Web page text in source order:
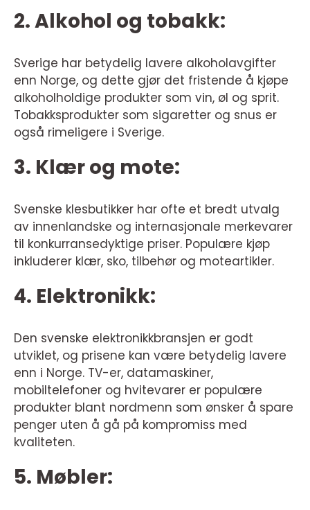
2. Alkohol og tobakk:
Sverige har betydelig lavere alkoholavgifter
enn Norge, og dette gjør det fristende å kjøpe
alkoholholdige produkter som vin, øl og sprit.
Tobakksprodukter som sigaretter og snus er
også rimeligere i Sverige.
3. Klær og mote:
Svenske klesbutikker har ofte et bredt utvalg
av innenlandske og internasjonale merkevarer
til konkurransedyktige priser. Populære kjøp
inkluderer klær, sko, tilbehør og moteartikler.
4. Elektronikk:
Den svenske elektronikkbransjen er godt
utviklet, og prisene kan være betydelig lavere
enn i Norge. TV-er, datamaskiner,
mobiltelefoner og hvitevarer er populære
produkter blant nordmenn som ønsker å spare
penger uten å gå på kompromiss med
kvaliteten.
5. Møbler: